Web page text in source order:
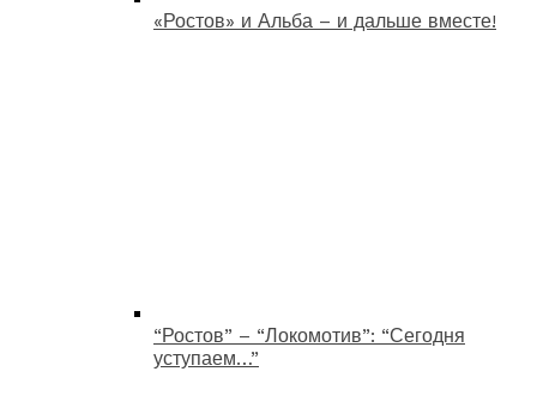
«Ростов» и Альба – и дальше вместе!
“Ростов” – “Локомотив”: “Сегодня
уступаем…”